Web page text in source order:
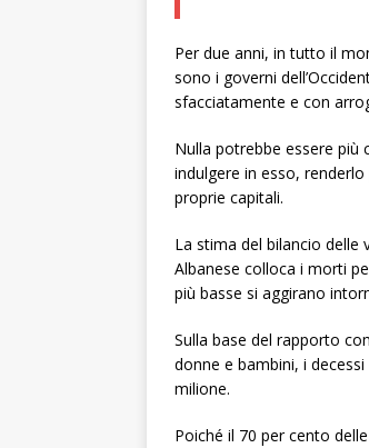
Per due anni, in tutto il
sono i governi
sfacciatamente e con
Nulla potrebbe essere più
indulgere in esso,
proprie capitali.
La stima del bilancio delle
Albanese colloca i morti
più basse si aggirano
Sulla base del rapporto
donne e bambini, i
milione.
Poiché il 70 per cento